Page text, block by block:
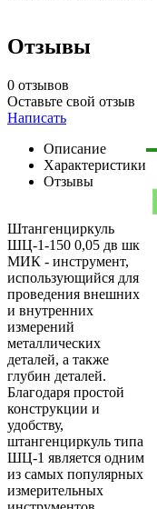
Отзывы
0 отзывов
Оставьте свой отзыв
Написать
Описание
Характеристики
Отзывы
Штангенциркуль
ШЦ-1-150 0,05 дв шк
МИК - инструмент,
использующийся для
проведения внешних
и внутренних
измерений
металлических
деталей, а также
глубин деталей.
Благодаря простой
конструкции и
удобству,
штангенциркуль типа
ШЦ-1 является одним
из самых популярных
измерительных